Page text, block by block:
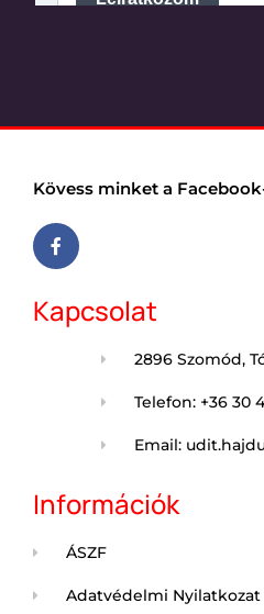
Kövess minket a
Kapcsolat
2896 Szomód,
Telefon: +36 30
Email:
Információk
ÁSZF
Adatvédelmi Nyilatkozat